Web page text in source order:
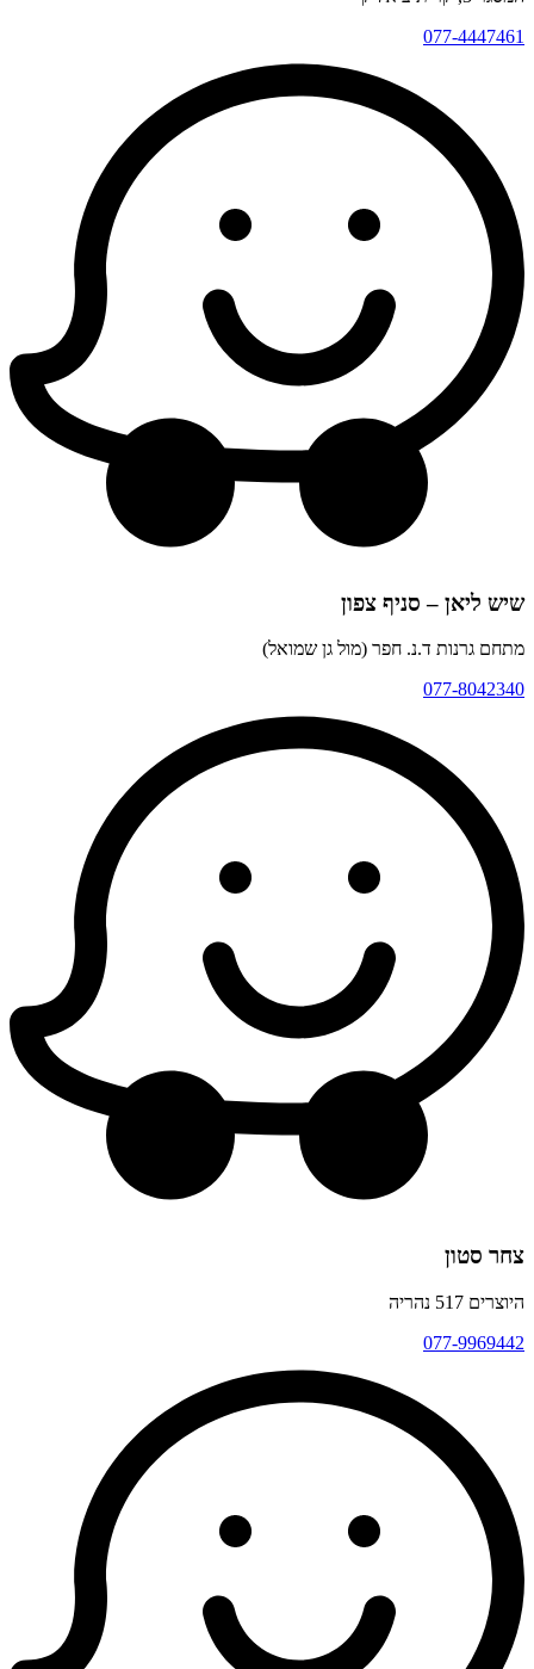
077-4447461
שיש ליאן – סניף צפון
מתחם גרנות ד.נ. חפר (מול גן שמואל)
077-8042340
צחר סטון
היוצרים 517 נהריה
077-9969442